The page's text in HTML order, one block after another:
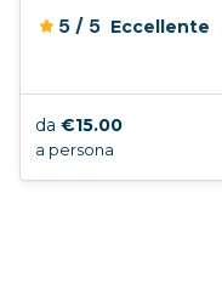
5 / 5 Eccellente
da €15.00
a persona